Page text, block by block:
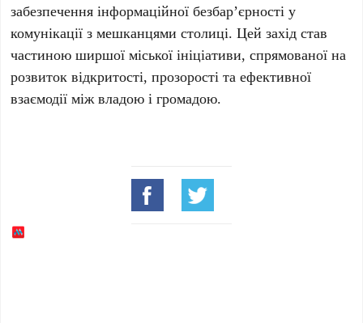
забезпечення інформаційної безбар’єрності у
комунікації з мешканцями столиці. Цей захід став
частиною ширшої міської ініціативи, спрямованої на
розвиток відкритості, прозорості та ефективної
взаємодії між владою і громадою.